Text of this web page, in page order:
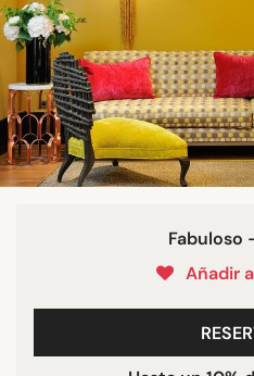
Fabuloso
Añadir